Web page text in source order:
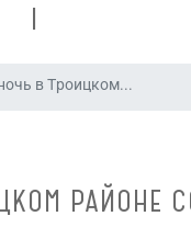
I
в Троицком...
РАЙОНЕ